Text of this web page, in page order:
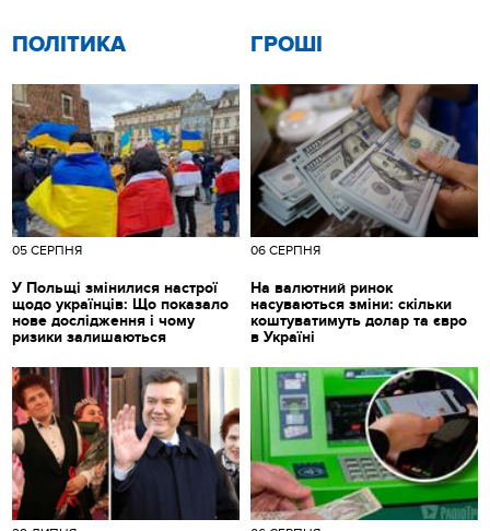
ПОЛІТИКА
05 СЕРПНЯ
У Польщі змінилися настрої
щодо українців: Що показало
нове дослідження і чому
ризики залишаються
ГРОШІ
06 СЕРПНЯ
На валютний ринок
насуваються зміни: скільки
коштуватимуть долар та євро
в Україні